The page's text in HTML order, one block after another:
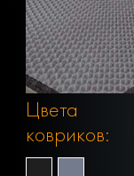
Цвета
ковриков: